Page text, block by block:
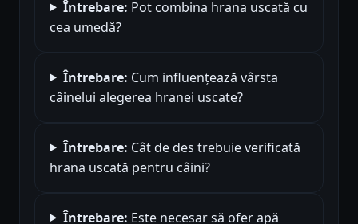
Întrebare: Pot combina hrana uscată cu
cea umedă?
Întrebare: Cum influențează vârsta
câinelui alegerea hranei uscate?
Întrebare: Cât de des trebuie verificată
hrana uscată pentru câini?
Întrebare: Este necesar să ofer apă